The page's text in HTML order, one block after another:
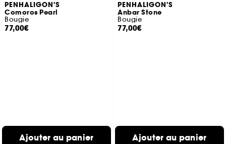
PENHALIGON'S
Comoros Pearl
Bougie
77,00€
Ajouter au panier
PENHALIGON'S
Anbar Stone
Bougie
77,00€
Ajouter au panier